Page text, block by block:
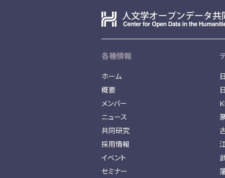
各種情報
ホーム
概要
メンバー
ニュース
共同研究
採用情報
イベント
セミナー